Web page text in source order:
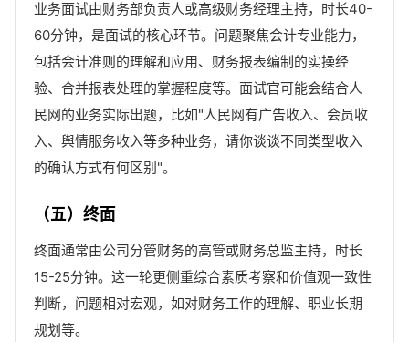
业务面试由财务部负责人或高级财务经理主持，时长40-
60分钟，是面试的核心环节。问题聚焦会计专业能力，
包括会计准则的理解和应用、财务报表编制的实操经
验、合并报表处理的掌握程度等。面试官可能会结合人
民网的业务实际出题，比如"人民网有广告收入、会员收
入、舆情服务收入等多种业务，请你谈谈不同类型收入
的确认方式有何区别"。
（五）终面
终面通常由公司分管财务的高管或财务总监主持，时长
15-25分钟。这一轮更侧重综合素质考察和价值观一致性
判断，问题相对宏观，如对财务工作的理解、职业长期
规划等。